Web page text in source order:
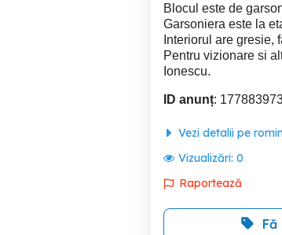
Blocul este de
Garsoniera este la
Interiorul are gresie,
Pentru vizionare si
Ionescu.
ID anunț:
Vezi detalii pe
Vizualizări: 0
Raportează